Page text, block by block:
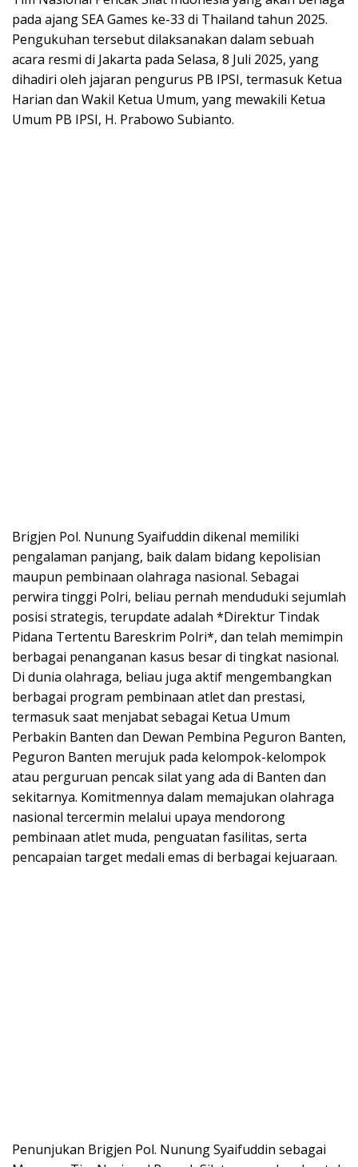
pada ajang SEA Games ke-33 di Thailand tahun 2025.
Pengukuhan tersebut dilaksanakan dalam sebuah
acara resmi di Jakarta pada Selasa, 8 Juli 2025, yang
dihadiri oleh jajaran pengurus PB IPSI, termasuk Ketua
Harian dan Wakil Ketua Umum, yang mewakili Ketua
Umum PB IPSI, H. Prabowo Subianto.
Brigjen Pol. Nunung Syaifuddin dikenal memiliki
pengalaman panjang, baik dalam bidang kepolisian
maupun pembinaan olahraga nasional. Sebagai
perwira tinggi Polri, beliau pernah menduduki sejumlah
posisi strategis, terupdate adalah *Direktur Tindak
Pidana Tertentu Bareskrim Polri*, dan telah memimpin
berbagai penanganan kasus besar di tingkat nasional.
Di dunia olahraga, beliau juga aktif mengembangkan
berbagai program pembinaan atlet dan prestasi,
termasuk saat menjabat sebagai Ketua Umum
Perbakin Banten dan Dewan Pembina Peguron Banten,
Peguron Banten merujuk pada kelompok-kelompok
atau perguruan pencak silat yang ada di Banten dan
sekitarnya. Komitmennya dalam memajukan olahraga
nasional tercermin melalui upaya mendorong
pembinaan atlet muda, penguatan fasilitas, serta
pencapaian target medali emas di berbagai kejuaraan.
Penunjukan Brigjen Pol. Nunung Syaifuddin sebagai